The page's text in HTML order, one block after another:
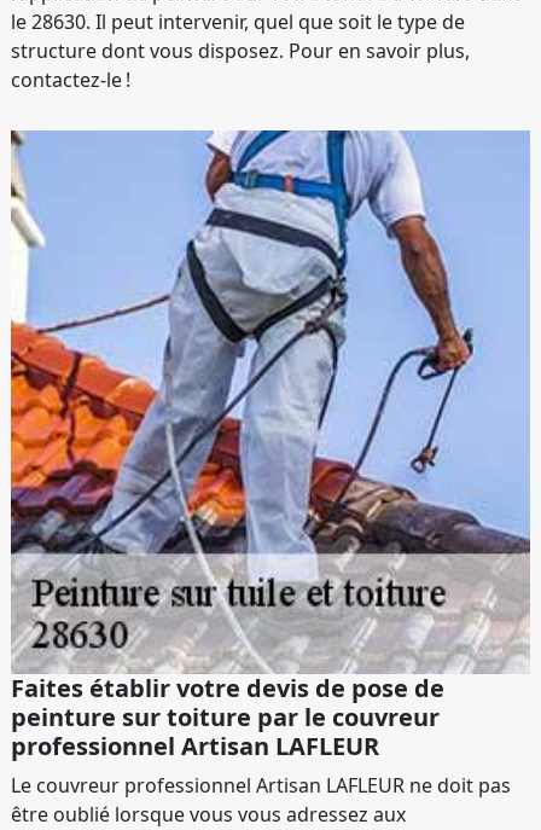
le 28630. Il peut intervenir, quel que soit le type de
structure dont vous disposez. Pour en savoir plus,
contactez-le !
Faites établir votre devis de pose de
peinture sur toiture par le couvreur
professionnel Artisan LAFLEUR
Le couvreur professionnel Artisan LAFLEUR ne doit pas
être oublié lorsque vous vous adressez aux